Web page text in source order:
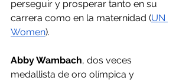
perseguir y prosperar tanto en su
carrera como en la maternidad​ (UN
Women)​.
Abby Wambach, dos veces
medallista de oro olímpica y